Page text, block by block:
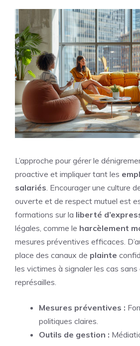
L’approche pour gérer le
proactive et impliquer tant les
salariés. Encourager une culture
ouverte et de respect mutuel est
formations sur la liberté
légales, comme le harcèlement
mesures préventives efficaces.
place des canaux de plainte
les victimes à signaler les cas sans
représailles.
Mesures préventives :
politiques claires.
Outils de gestion :